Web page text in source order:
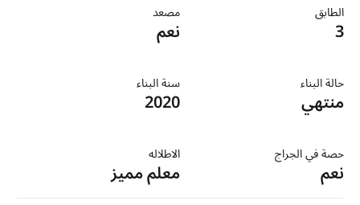
الطابق
3
مصعد
نعم
حالة البناء
منتهي
سنة البناء
2020
حصة في الجراج
نعم
الاطلاله
معلم مميز